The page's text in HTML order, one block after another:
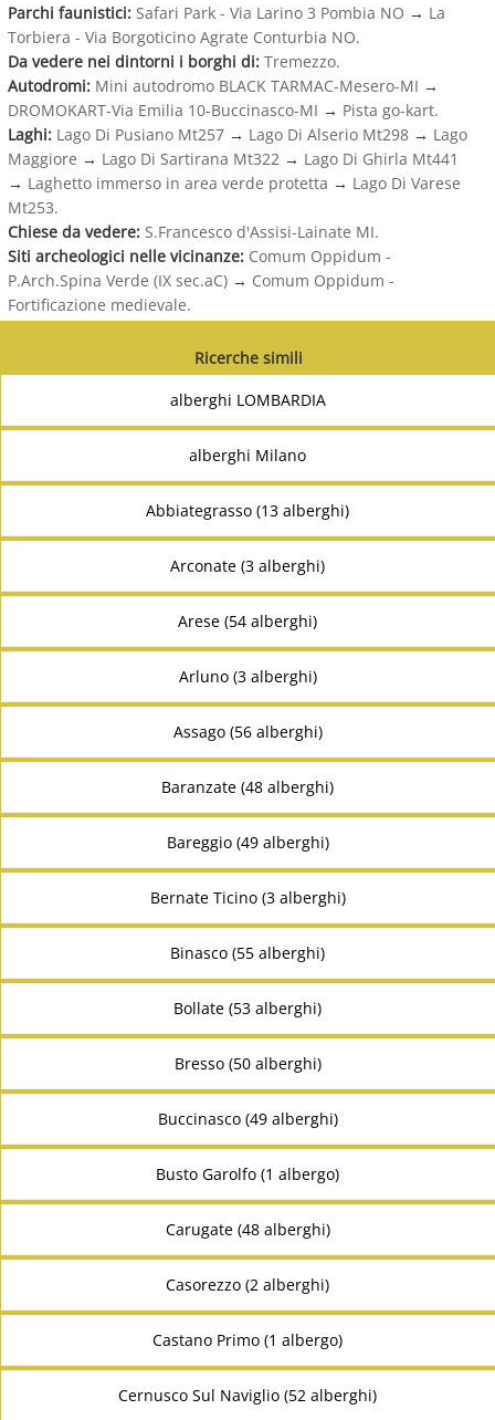
Parchi faunistici: Safari Park - Via Larino 3 Pombia NO → La
Torbiera - Via Borgoticino Agrate Conturbia NO.
Da vedere nei dintorni i borghi di: Tremezzo.
Autodromi: Mini autodromo BLACK TARMAC-Mesero-MI →
DROMOKART-Via Emilia 10-Buccinasco-MI → Pista go-kart.
Laghi: Lago Di Pusiano Mt257 → Lago Di Alserio Mt298 → Lago
Maggiore → Lago Di Sartirana Mt322 → Lago Di Ghirla Mt441
→ Laghetto immerso in area verde protetta → Lago Di Varese
Mt253.
Chiese da vedere: S.Francesco d'Assisi-Lainate MI.
Siti archeologici nelle vicinanze: Comum Oppidum -
P.Arch.Spina Verde (IX sec.aC) → Comum Oppidum -
Fortificazione medievale.
Ricerche simili
alberghi LOMBARDIA
alberghi Milano
Abbiategrasso (13 alberghi)
Arconate (3 alberghi)
Arese (54 alberghi)
Arluno (3 alberghi)
Assago (56 alberghi)
Baranzate (48 alberghi)
Bareggio (49 alberghi)
Bernate Ticino (3 alberghi)
Binasco (55 alberghi)
Bollate (53 alberghi)
Bresso (50 alberghi)
Buccinasco (49 alberghi)
Busto Garolfo (1 albergo)
Carugate (48 alberghi)
Casorezzo (2 alberghi)
Castano Primo (1 albergo)
Cernusco Sul Naviglio (52 alberghi)